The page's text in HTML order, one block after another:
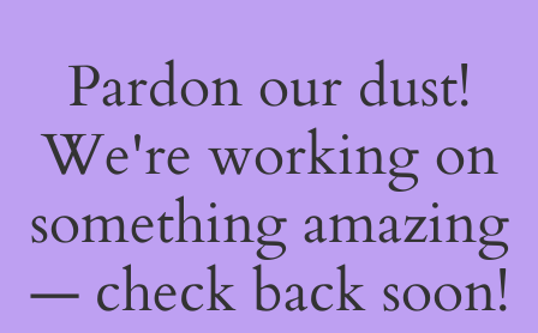
Pardon our dust!
We're working on
something amazing
— check back soon!